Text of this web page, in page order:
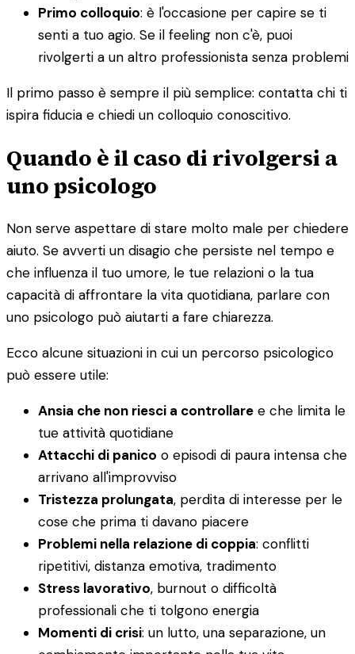
Primo colloquio: è l'occasione per capire se ti
senti a tuo agio. Se il feeling non c'è, puoi
rivolgerti a un altro professionista senza problemi
Il primo passo è sempre il più semplice: contatta chi ti
ispira fiducia e chiedi un colloquio conoscitivo.
Quando è il caso di rivolgersi a
uno psicologo
Non serve aspettare di stare molto male per chiedere
aiuto. Se avverti un disagio che persiste nel tempo e
che influenza il tuo umore, le tue relazioni o la tua
capacità di affrontare la vita quotidiana, parlare con
uno psicologo può aiutarti a fare chiarezza.
Ecco alcune situazioni in cui un percorso psicologico
può essere utile:
Ansia che non riesci a controllare e che limita le
tue attività quotidiane
Attacchi di panico o episodi di paura intensa che
arrivano all'improvviso
Tristezza prolungata, perdita di interesse per le
cose che prima ti davano piacere
Problemi nella relazione di coppia: conflitti
ripetitivi, distanza emotiva, tradimento
Stress lavorativo, burnout o difficoltà
professionali che ti tolgono energia
Momenti di crisi: un lutto, una separazione, un